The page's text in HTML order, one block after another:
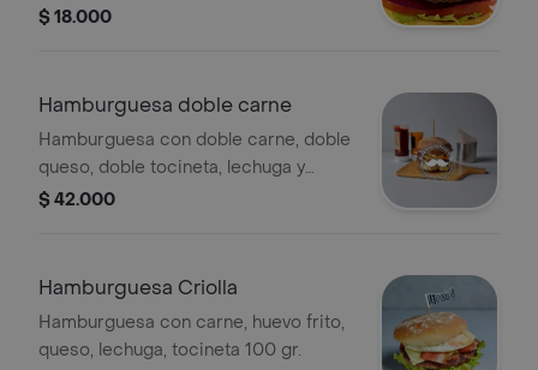
napolitano, lechuga, tocineta.
$ 18.000
Hamburguesa doble carne
Hamburguesa con doble carne, doble
queso, doble tocineta, lechuga y
tomate. Peso total: 400 gr.
$ 42.000
Hamburguesa Criolla
Hamburguesa con carne, huevo frito,
queso, lechuga, tocineta 100 gr.